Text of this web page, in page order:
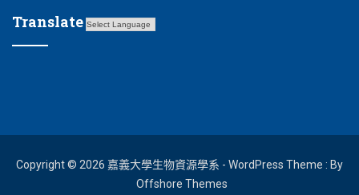
Translate
Copyright © 2026 嘉義大學生物資源學系 - WordPress Theme : By
Offshore Themes